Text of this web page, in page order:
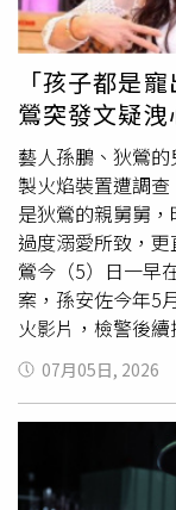
「孩子都是
鶯突發文疑洩
藝人孫鵬、狄鶯
製火焰裝置遭調
是狄鶯的親舅舅
過度溺愛所致，
鶯今（5）日一早
案，孫安佐今年5
火影片，檢警後
把模擬槍，根據
具有殺傷力，被檢
起訴，法院最終
戶籍地，並限制
未傷害過任何人
會給我公正的判
07月05日, 2026